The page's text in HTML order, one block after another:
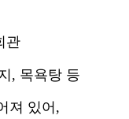
관
, 목욕탕 등
져 있어,